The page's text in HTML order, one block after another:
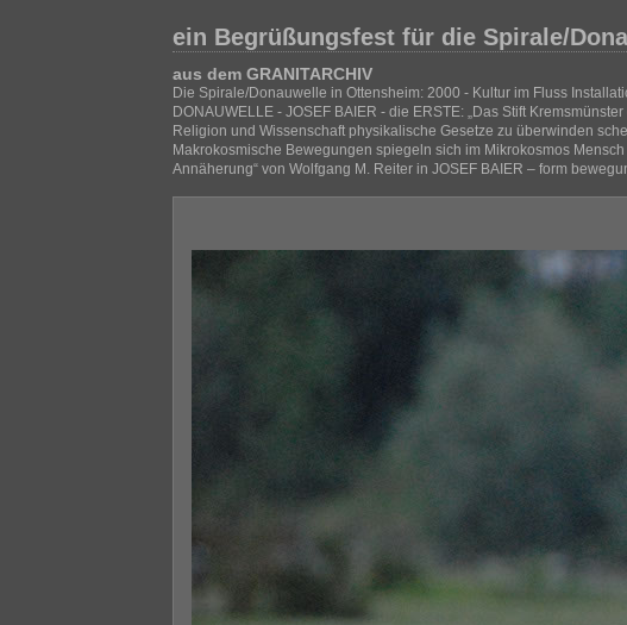
ein Begrüßungsfest für die Spirale/
aus dem GRANITARCHIV
Die Spirale/Donauwelle in Ottensheim: 2000 - Kultur im Fluss
DONAUWELLE - JOSEF BAIER - die ERSTE: „Das Stift
Religion und Wissenschaft physikalische Gesetze zu überwinden
Makrokosmische Bewegungen spiegeln sich im Mikrokosmos
Annäherung“ von Wolfgang M. Reiter in JOSEF BAIER – form